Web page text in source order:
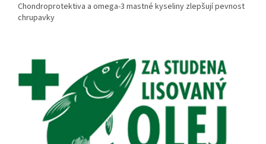
Chondroprotektiva a omega-3 mastné kyseliny zlepšují pevnost
chrupavky